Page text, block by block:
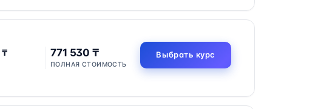
₸ 771 530 ₸
ПОЛНАЯ СТОИМОСТЬ
Выбрать курс